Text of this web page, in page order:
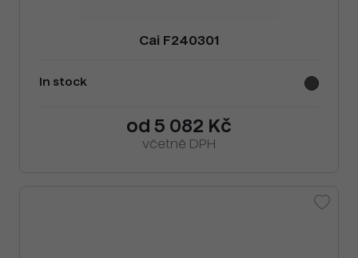
Cai F240301
In stock
od 5 082 Kč
včetně DPH